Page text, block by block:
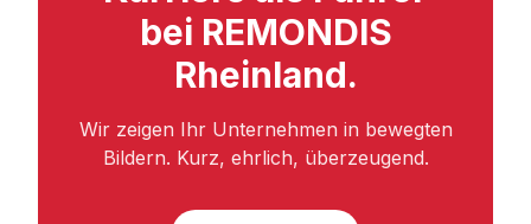
bei REMONDIS
Rheinland.
Wir zeigen Ihr Unternehmen in bewegten
Bildern. Kurz, ehrlich, überzeugend.